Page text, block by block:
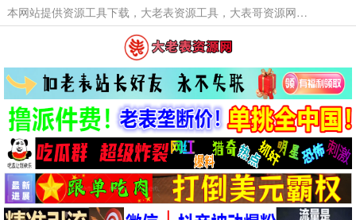
本网站提供资源工具下载，大老表资源工具，大表哥资源网软件工具，大老表资源下载，活动线报福利资源分享,活动线报，大型网游经典游戏，网络热门技术游戏辅助交流与分享。